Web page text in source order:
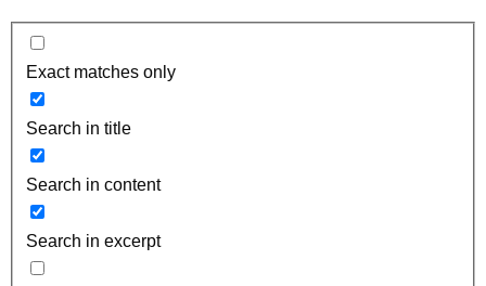
Exact matches only
Search in title
Search in content
Search in excerpt